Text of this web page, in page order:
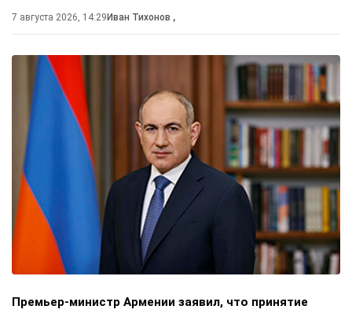
7 августа 2026, 14:29 Иван Тихонов ,
Премьер-министр Армении заявил, что принятие